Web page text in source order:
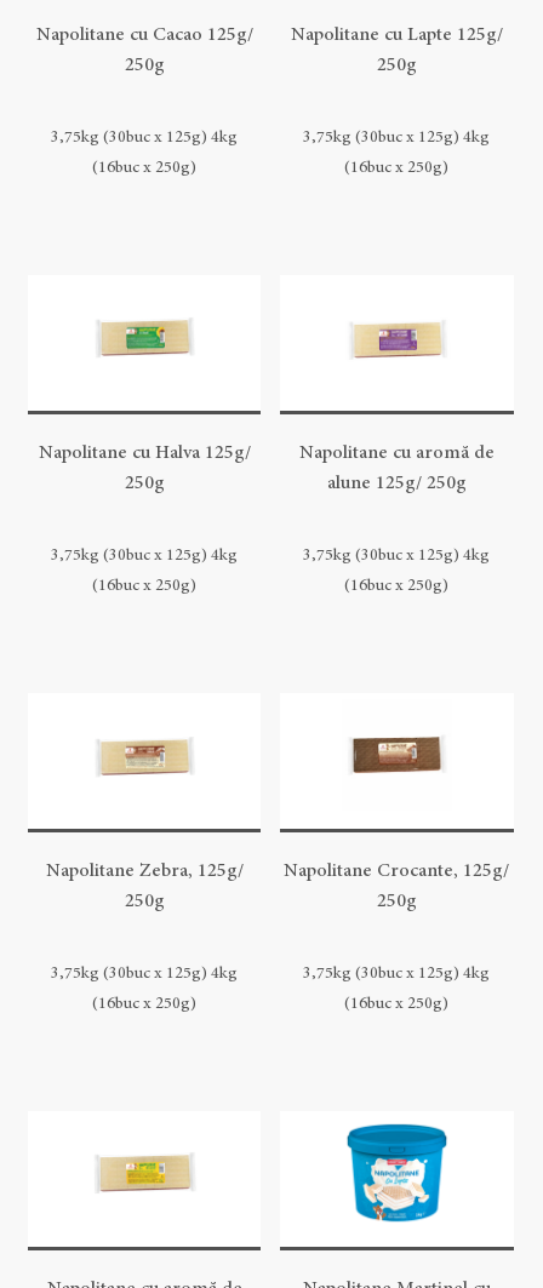
Napolitane cu Cacao 125g/
250g
3,75kg (30buc x 125g) 4kg
(16buc x 250g)
Napolitane cu Lapte 125g/
250g
3,75kg (30buc x 125g) 4kg
(16buc x 250g)
Napolitane cu Halva 125g/
250g
3,75kg (30buc x 125g) 4kg
(16buc x 250g)
Napolitane cu aromă de
alune 125g/ 250g
3,75kg (30buc x 125g) 4kg
(16buc x 250g)
Napolitane Zebra, 125g/
250g
3,75kg (30buc x 125g) 4kg
(16buc x 250g)
Napolitane Crocante, 125g/
250g
3,75kg (30buc x 125g) 4kg
(16buc x 250g)